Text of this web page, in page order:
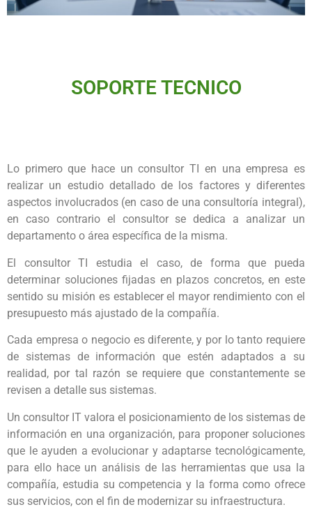
SOPORTE TECNICO
Lo primero que hace un consultor TI en una empresa es
realizar un estudio detallado de los factores y diferentes
aspectos involucrados (en caso de una consultoría integral),
en caso contrario el consultor se dedica a analizar un
departamento o área específica de la misma.
El consultor TI estudia el caso, de forma que pueda
determinar soluciones fijadas en plazos concretos, en este
sentido su misión es establecer el mayor rendimiento con el
presupuesto más ajustado de la compañía.
Cada empresa o negocio es diferente, y por lo tanto requiere
de sistemas de información que estén adaptados a su
realidad, por tal razón se requiere que constantemente se
revisen a detalle sus sistemas.
Un consultor IT valora el posicionamiento de los sistemas de
información en una organización, para proponer soluciones
que le ayuden a evolucionar y adaptarse tecnológicamente,
para ello hace un análisis de las herramientas que usa la
compañía, estudia su competencia y la forma como ofrece
sus servicios, con el fin de modernizar su infraestructura.